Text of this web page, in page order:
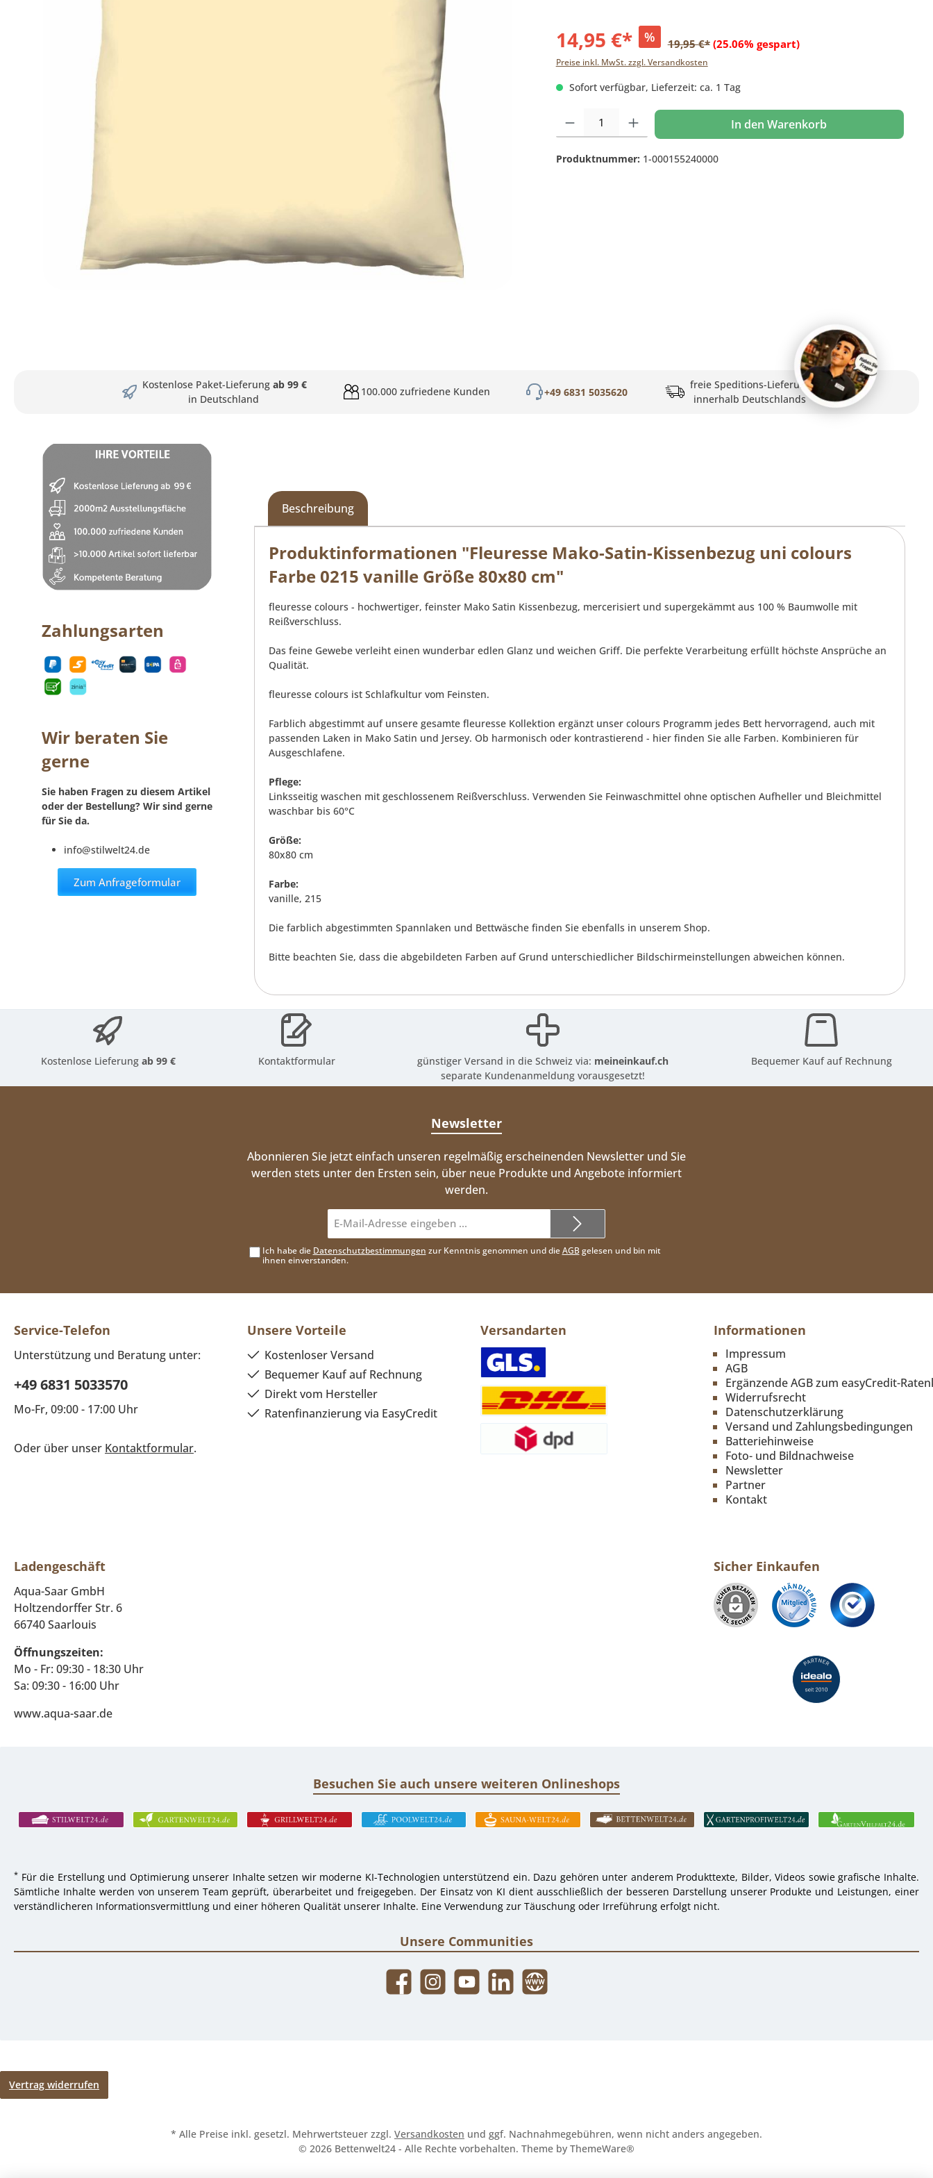
14,95 €* % 19,95 €* (25.06% gespart)
Preise inkl. MwSt. zzgl. Versandkosten
Sofort verfügbar, Lieferzeit: ca. 1 Tag
Produkt Anzahl: Gib den gewünschten Wert ein oder benutze die Schaltflächen um die
In den Warenkorb
Produktnummer: 1-000155240000
Kostenlose Paket-Lieferung ab 99 €
in Deutschland
100.000 zufriedene Kunden +49 6831 5035620
freie Speditions-Lieferung
innerhalb Deutschlands
Zahlungsarten
Wir beraten Sie
gerne
Sie haben Fragen zu diesem Artikel
oder der Bestellung? Wir sind gerne
für Sie da.
info@stilwelt24.de
Zum Anfrageformular
Beschreibung
Produktinformationen "Fleuresse Mako-Satin-Kissenbezug uni colours
Farbe 0215 vanille Größe 80x80 cm"
fleuresse colours - hochwertiger, feinster Mako Satin Kissenbezug, mercerisiert und supergekämmt aus 100 % Baumwolle mit
Reißverschluss.
Das feine Gewebe verleiht einen wunderbar edlen Glanz und weichen Griff. Die perfekte Verarbeitung erfüllt höchste Ansprüche an
Qualität.
fleuresse colours ist Schlafkultur vom Feinsten.
Farblich abgestimmt auf unsere gesamte fleuresse Kollektion ergänzt unser colours Programm jedes Bett hervorragend, auch mit
passenden Laken in Mako Satin und Jersey. Ob harmonisch oder kontrastierend - hier finden Sie alle Farben. Kombinieren für
Ausgeschlafene.
Pflege:
Linksseitig waschen mit geschlossenem Reißverschluss. Verwenden Sie Feinwaschmittel ohne optischen Aufheller und Bleichmittel
waschbar bis 60°C
Größe:
80x80 cm
Farbe:
vanille, 215
Die farblich abgestimmten Spannlaken und Bettwäsche finden Sie ebenfalls in unserem Shop.
Bitte beachten Sie, dass die abgebildeten Farben auf Grund unterschiedlicher Bildschirmeinstellungen abweichen können.
Kostenlose Lieferungab 99 € Kontaktformular günstiger Versand in die Schweiz via: meineinkauf.ch
separate Kundenanmeldung vorausgesetzt!
Bequemer Kauf auf Rechnung
Newsletter
Abonnieren Sie jetzt einfach unseren regelmäßig erscheinenden Newsletter und Sie
werden stets unter den Ersten sein, über neue Produkte und Angebote informiert
werden.
Mail-
Adresse*
Ich habe die Datenschutzbestimmungen zur Kenntnis genommen und dieAGBgelesen und bin mit
ihnen einverstanden.
Service-Telefon
Unterstützung und Beratung unter:
+49 6831 5033570
Mo-Fr, 09:00 - 17:00 Uhr
Oder über unser Kontaktformular.
Unsere Vorteile
Kostenloser Versand
Bequemer Kauf auf Rechnung
Direkt vom Hersteller
Ratenfinanzierung via EasyCredit
Versandarten Informationen
Impressum
AGB
Ergänzende AGB zum easyCredit-
Widerrufsrecht
Datenschutzerklärung
Versand und Zahlungsbedingungen
Batteriehinweise
Foto- und Bildnachweise
Newsletter
Partner
Kontakt
Ladengeschäft
Aqua-Saar GmbH
Holtzendorffer Str. 6
66740 Saarlouis
Öffnungszeiten:
Mo - Fr: 09:30 - 18:30 Uhr
Sa: 09:30 - 16:00 Uhr
www.aqua-saar.de
Sicher Einkaufen
Besuchen Sie auch unsere weiteren Onlineshops
* Für die Erstellung und Optimierung unserer Inhalte setzen wir moderne KI-Technologien unterstützend ein. Dazu gehören unter anderem Produkttexte, Bilder, Videos sowie grafische Inhalte.
Sämtliche Inhalte werden von unserem Team geprüft, überarbeitet und freigegeben. Der Einsatz von KI dient ausschließlich der besseren Darstellung unserer Produkte und Leistungen, einer
verständlicheren Informationsvermittlung und einer höheren Qualität unserer Inhalte. Eine Verwendung zur Täuschung oder Irreführung erfolgt nicht.
Unsere Communities
FacebookInstagramYouTubeLinkedInWebsite
Vertrag widerrufen
* Alle Preise inkl. gesetzl. Mehrwertsteuer zzgl. Versandkosten und ggf. Nachnahmegebühren, wenn nicht anders angegeben.
© 2026 Bettenwelt24 - Alle Rechte vorbehalten. Theme by ThemeWare®